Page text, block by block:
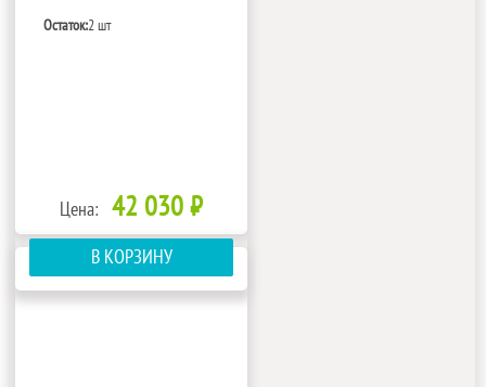
Остаток:2 шт
Цена: 42 030 ₽
В КОРЗИНУ